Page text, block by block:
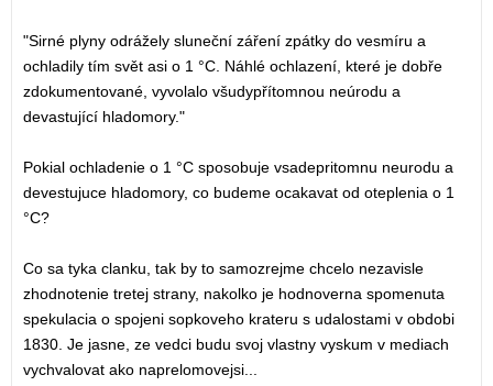
"Sirné plyny odrážely sluneční záření zpátky do vesmíru a
ochladily tím svět asi o 1 °C. Náhlé ochlazení, které je dobře
zdokumentované, vyvolalo všudypřítomnou neúrodu a
devastující hladomory."
Pokial ochladenie o 1 °C sposobuje vsadepritomnu neurodu a
devestujuce hladomory, co budeme ocakavat od oteplenia o 1
°C?
Co sa tyka clanku, tak by to samozrejme chcelo nezavisle
zhodnotenie tretej strany, nakolko je hodnoverna spomenuta
spekulacia o spojeni sopkoveho krateru s udalostami v obdobi
1830. Je jasne, ze vedci budu svoj vlastny vyskum v mediach
vychvalovat ako naprelomovejsi...